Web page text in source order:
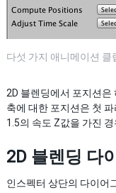
다섯 가지 애니메이션 클
2D 블렌딩에서 포지션은
축에 대한 포지션은 첫
1.5의 속도 Z값을 가진
2D 블렌딩 다
인스펙터 상단의 다이어